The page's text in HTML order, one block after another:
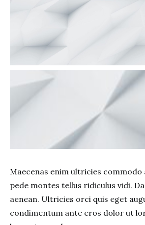
Maecenas enim ultricies
pede montes tellus ridiculus vidi.
aenean. Ultricies orci quis eget
condimentum ante eros dolor ut